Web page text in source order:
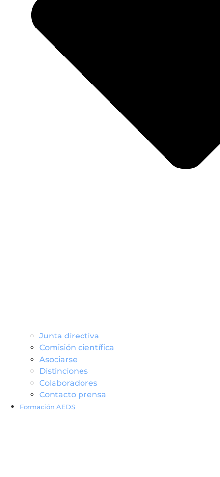
Junta directiva
Comisión científica
Asociarse
Distinciones
Colaboradores
Contacto prensa
Formación AEDS